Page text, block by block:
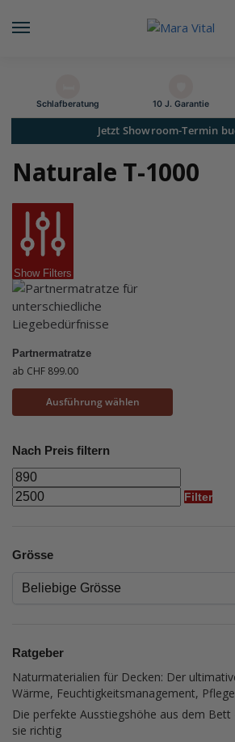
Schlaf­beratung 10 J. Garantie
Jetzt Showroom-Termin
Naturale T-1000
Show Filters
Partnermatratze
ab CHF 899.00
Ausführung wählen
Nach Preis filtern
Filter
Grösse
Ratgeber
Naturmaterialien für Decken: Der
Wärme, Feuchtigkeitsmanagement,
Die perfekte Ausstiegshöhe aus dem
sie richtig